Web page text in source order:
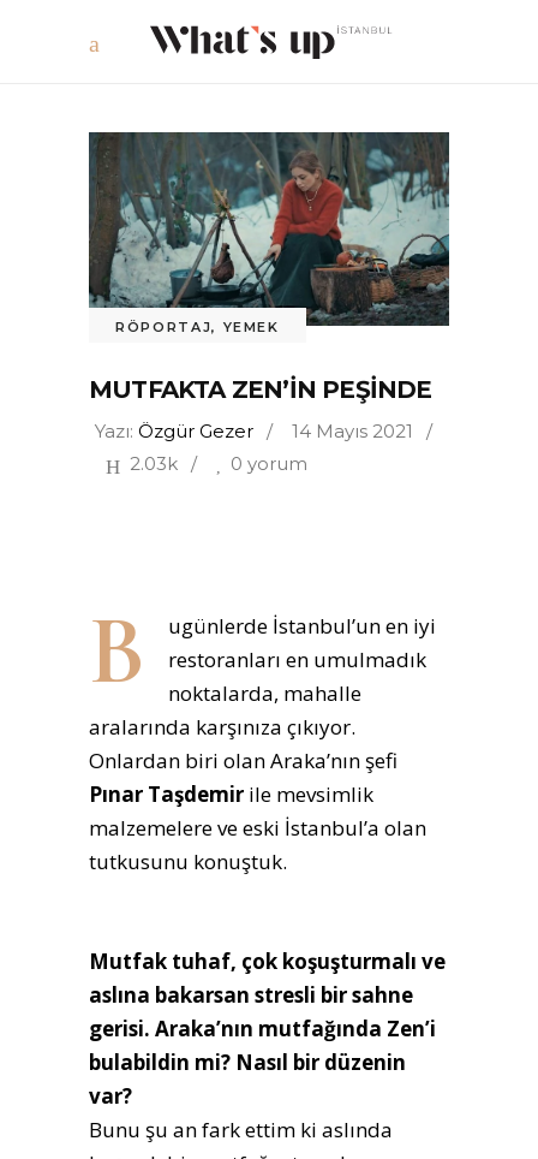
RÖPORTAJ, YEMEK
MUTFAKTA ZEN’IN PEŞINDE
Yazı: Özgür Gezer
14 Mayıs 2021
2.03k
0 yorum
B
ugünlerde İstanbul’un en iyi
restoranları en umulmadık
noktalarda, mahalle
aralarında karşınıza çıkıyor.
Onlardan biri olan Araka’nın şefi
Pınar Taşdemir ile mevsimlik
malzemelere ve eski İstanbul’a olan
tutkusunu konuştuk.
Mutfak tuhaf, çok koşuşturmalı ve
aslına bakarsan stresli bir sahne
gerisi. Araka’nın mutfağında Zen’i
bulabildin mi? Nasıl bir düzenin
var?
Bunu şu an fark ettim ki aslında